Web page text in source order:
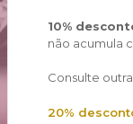
10%
não acumula
Consulte
20%